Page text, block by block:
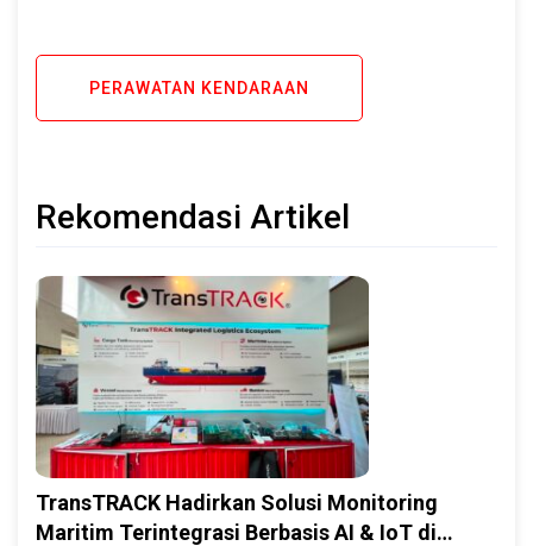
PERAWATAN KENDARAAN
Rekomendasi Artikel
TransTRACK Hadirkan Solusi Monitoring
Maritim Terintegrasi Berbasis AI & IoT di